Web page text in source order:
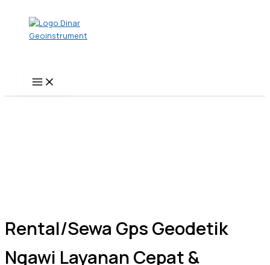
content
Rental/Sewa Gps Geodetik
Ngawi Layanan Cepat &